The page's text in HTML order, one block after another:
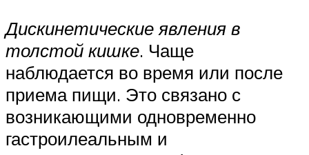
Дискинетические явления в
толстой кишке. Чаще
наблюдается во время или после
приема пищи. Это связано с
возникающими одновременно
гастроилеальным и